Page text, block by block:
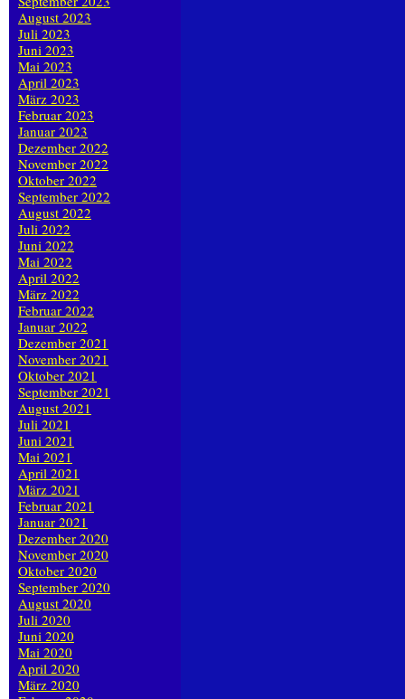
August 2023
Juli 2023
Juni 2023
Mai 2023
April 2023
März 2023
Februar 2023
Januar 2023
Dezember 2022
November 2022
Oktober 2022
September 2022
August 2022
Juli 2022
Juni 2022
Mai 2022
April 2022
März 2022
Februar 2022
Januar 2022
Dezember 2021
November 2021
Oktober 2021
September 2021
August 2021
Juli 2021
Juni 2021
Mai 2021
April 2021
März 2021
Februar 2021
Januar 2021
Dezember 2020
November 2020
Oktober 2020
September 2020
August 2020
Juli 2020
Juni 2020
Mai 2020
April 2020
März 2020